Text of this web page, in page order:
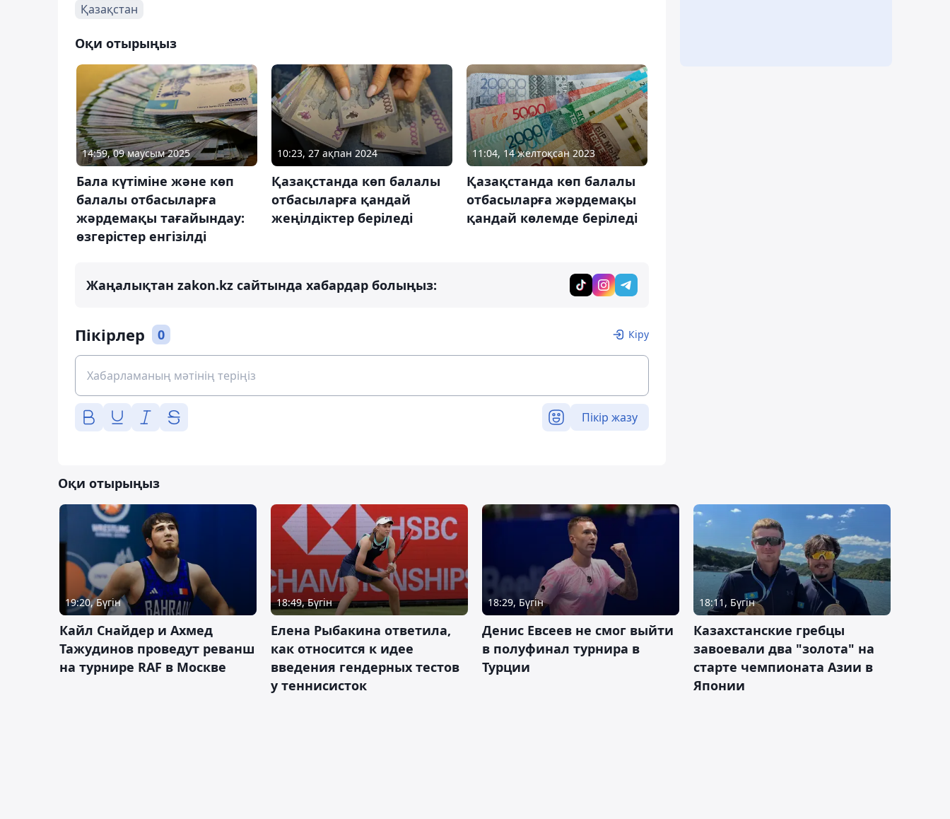
Қазақстан
Оқи отырыңыз
14:59, 09 маусым 2025
Бала күтіміне және көп
балалы отбасыларға
жәрдемақы тағайындау:
өзгерістер енгізілді
10:23, 27 ақпан 2024
Қазақстанда көп балалы
отбасыларға қандай
жеңілдіктер беріледі
11:04, 14 желтоқсан 2023
Қазақстанда көп балалы
отбасыларға жәрдемақы
қандай көлемде беріледі
Жаңалықтан zakon.kz сайтында хабардар болыңыз:
Пікірлер 0 Кіру
Пікір жазу
Оқи отырыңыз
19:20, Бүгін
Кайл Снайдер и Ахмед
Тажудинов проведут реванш
на турнире RAF в Москве
18:49, Бүгін
Елена Рыбакина ответила,
как относится к идее
введения гендерных тестов
у теннисисток
18:29, Бүгін
Денис Евсеев не смог выйти
в полуфинал турнира в
Турции
18:11, Бүгін
Казахстанские гребцы
завоевали два "золота" на
старте чемпионата Азии в
Японии